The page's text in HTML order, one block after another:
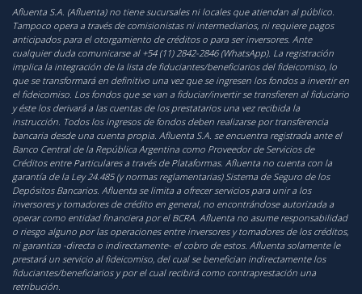
Afluenta S.A. (Afluenta) no tiene sucursales ni locales que atiendan al público.
Tampoco opera a través de comisionistas ni intermediarios, ni requiere pagos
anticipados para el otorgamiento de créditos o para ser inversores. Ante
cualquier duda comunicarse al +54 (11) 2842-2846 (WhatsApp). La registración
implica la integración de la lista de fiduciantes/beneficiarios del fideicomiso, lo
que se transformará en definitivo una vez que se ingresen los fondos a invertir en
el fideicomiso. Los fondos que se van a fiduciar/invertir se transfieren al fiduciario
y éste los derivará a las cuentas de los prestatarios una vez recibida la
instrucción. Todos los ingresos de fondos deben realizarse por transferencia
bancaria desde una cuenta propia. Afluenta S.A. se encuentra registrada ante el
Banco Central de la República Argentina como Proveedor de Servicios de
Créditos entre Particulares a través de Plataformas. Afluenta no cuenta con la
garantía de la Ley 24.485 (y normas reglamentarias) Sistema de Seguro de los
Depósitos Bancarios. Afluenta se limita a ofrecer servicios para unir a los
inversores y tomadores de crédito en general, no encontrándose autorizada a
operar como entidad financiera por el BCRA. Afluenta no asume responsabilidad
o riesgo alguno por las operaciones entre inversores y tomadores de los créditos,
ni garantiza -directa o indirectamente- el cobro de estos. Afluenta solamente le
prestará un servicio al fideicomiso, del cual se benefician indirectamente los
fiduciantes/beneficiarios y por el cual recibirá como contraprestación una
retribución.